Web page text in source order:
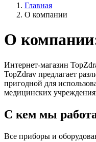
Главная
О компании
О
Интернет-магазин
TopZdrav предлагает
пригодной для
медицинских
С кем мы
Все приборы и